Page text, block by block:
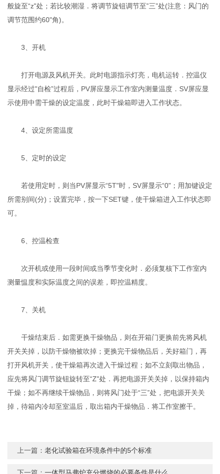
般旋至“z"处；若比较潮湿．将调节旋钮调节至”三”处(注意：风门的
调节范围约60"角)。
3、开机
打开电源及风机开关。此时电源指示灯亮，电机运转．控温仪
显示经过"自检”过程后，PV屏应显示工作室内测量温度．SV屏应显
示使用中需干燥的设定温度，此时干燥箱即进入工作状态。
4、设定所需温度
5、定时的设定
若使用定时，则当PV屏显示“5T"时，SV屏显示“0"；用加键设定
所需别间(分)；设置完毕，按一下SET键，使干燥箱进入工作状态即
可。
6、控温检查
次开机或使用一段时间或当季节变化时．必须复核下工作室内
测量愠度和实际温度之间的误差，即控温精度。
7、关机
干燥结束后．如需更换干燥物品，则在开箱门更换前先将风机
开关关掉，以防干燥物被吹掉；更换完干燥物品后，关好箱门，再
打开风机开关，使干燥箱再次进入干燥过程；如不立刻取出物品，
应先将风门调节旋钮旋转至“Z"处．再把电源开关关掉，以保持箱内
干燥；如不再继续干燥物品，则将风门处于“三”处，把电源开关关
掉，待箱内冷却至室温后，取出箱内干燥物品．将工作室擦干。
上一篇：老化试验箱在环境条件中的5个标准